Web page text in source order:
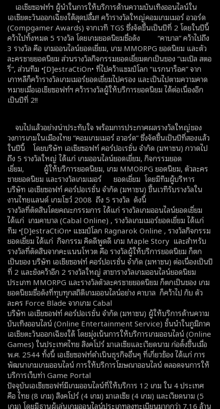
เอเชียซอฟท์ฯ ผู้นำในการให้บริการด้านความบันเทิงออนไลน์ใน
เอเชียตะวันออกเฉียงใต้สุดปลื้ม!! คว้ารางวัลใหญ่คอมเกมเมอร์ อวอร์ด
(Compgamer Awards) จากเวที TGS ซึ่งจัดขึ้นเป็นปีที่ 2 โดยในปีนี้
คว้าไปทั้งหมด 5 รางวัล โดยเกมยอดนิยมชื่อดัง “คาบาล” คว้าไปถึง
3 รางวัล คือ เกมออนไลน์ยอดเยี่ยม, เกม MMORPG ยอดนิยม และตัว
ละครชายยอดนิยม ส่วนรางวัลกิจกรรมยอดเยี่ยมตกเป็นของ “เมเปิล สตอ
รี่”, ส่วนทีม •[D]estraCtiOn• ที่ไปคว้าแชมป์โลก “แรกนาร็อค” จาก
เกาหลีก็คว้ารางวัลเกมเมอร์ยอดเยี่ยมไปครอง และเป็นไปตามความคาด
หมายเมื่อเอเชียซอฟท์ฯ คว้ารางวัลผู้ให้บริการยอดนิยม ได้ต่อเนื่องอีก
เป็นปีที่ 2!!
จบไปแล้วอย่างน่าประทับใจ พร้อมการประกาศผลรางวัลใหญ่ของ
วงการเกมในเมืองไทย “คอมเกมเมอร์ อวอร์ด” ซึ่งจัดขึ้นเป็นปีที่สองแล้ว
ในปีนี้ โดยบริษัท เอเชียซอฟท์ คอร์ปอเรชั่น จำกัด (มหาชน) กวาดไป
ถึง 5 รางวัลใหญ่ ได้แก่ เกมออนไลน์ยอดเยี่ยม, กิจกรรมยอด
เยี่ยม, ผู้ให้บริการยอดนิยม, เกม MMORPG ยอดนิยม, ตัวละคร
ชายยอดนิยม และรางวัลเกมเมอร์ ยอดเยี่ยม โดยมีทีมผู้บริหาร
บริษัท เอเชียซอฟท์ คอร์ปอเรชั่น จำกัด (มหาชน) ขึ้นเวทีรับรางวัลใน
งานไทยแลนด์ เกมโชว์ 2008 ถึง 5 รางวัล ดังนี้
รางวัลที่ตัดสินโดยคณะกรรมการ ได้แก่ รางวัลเกมออนไลน์ยอดเยี่ยม
ได้แก่ เกมคาบาล (Cabal Online) , รางวัลเกมเมอร์ยอดเยี่ยม ได้แก่
ทีม •[D]estraCtiOn• แชมป์โลก Ragnarok Online , รางวัลกิจกรรม
ยอดเยี่ยม ได้แก่ กิจกรรม คิดดีพูดดี เกม Maple Story และสำหรับ
รางวัลที่ตัดสินจากคะแนนโหวต คือ รางวัลผู้ให้บริการยอดนิยม ก็ตก
เป็นของ บริษัท เอเชียซอฟท์ คอร์ปอเรชั่น จำกัด (มหาชน) ต่อเนื่องเป็นปี
ที่ 2 และยังคว้าอีก 2 รางวัลใหญ่ สาขารางวัลเกมออนไลน์ยอดนิยม
ประเภท MMORPG และรางวัลตัวละครชายยอดนิยม ก็ตกเป็นของ เกม
ยอดนิยมชื่อดังที่ทุบทุกสถิติเกมออนไลน์อย่าง คาบาล ก็คว้าไป กับ ตัว
ละคร Force Blade จากเกม Cabal
บริษัท เอเชียซอฟท์ คอร์ปอเรชั่น จำกัด (มหาชน) ผู้ให้บริการด้านความ
บันเทิงออนไลน์ (Online Entertainment Service) ชั้นนำในภูมิภาค
เอเชียตะวันออกเฉียงใต้ โดยมุ่งเน้นการให้บริการเกมออนไลน์ (Online
Games) ในประเทศไทย สิงคโปร์ มาเลเซียและเวียดนาม ก่อตั้งขึ้นเมื่อ
พ.ศ. 2544 ทั้งนี้ เอเชียซอฟท์ดำเนินธุรกิจอื่นๆ ที่เกี่ยวข้อง ได้แก่ การ
พัฒนาเกมเกมออนไลน์ การให้บริการโฆษณาออนไลน์ ตลอดจนการให้
บริการเว็บท่า Game Portal
ปัจจุบันเอเชียซอฟท์มีเกมออนไลน์ที่ให้บริการ 12 เกม ใน 4 ประเทศ
คือ ไทย (8 เกม) สิงคโปร์ (4 เกม) มาเลเซีย (4 เกม) และเวียดนาม (5
เกม) โดยมีฐานผู้เล่นเกมออนไลน์ประเภทลงทะเบียนมากกว่า 7.16 ล้าน